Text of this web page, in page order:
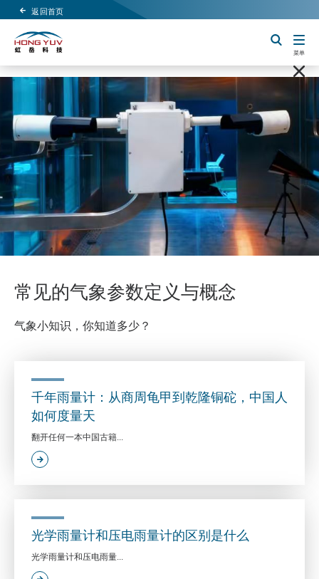
返回首页
Header Logo
切换搜索
菜单
常见的气象参数定义与概念
气象小知识，你知道多少？
千年雨量计：从商周龟甲到乾隆铜砣，中国人
如何度量天
翻开任何一本中国古籍...
光学雨量计和压电雨量计的区别是什么
光学雨量计和压电雨量...